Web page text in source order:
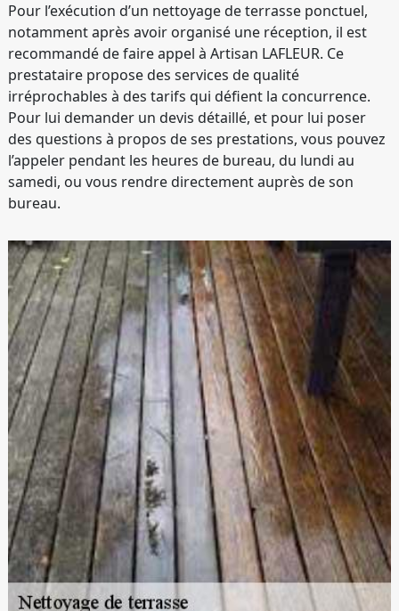
Pour l’exécution d’un nettoyage de terrasse ponctuel,
notamment après avoir organisé une réception, il est
recommandé de faire appel à Artisan LAFLEUR. Ce
prestataire propose des services de qualité
irréprochables à des tarifs qui défient la concurrence.
Pour lui demander un devis détaillé, et pour lui poser
des questions à propos de ses prestations, vous pouvez
l’appeler pendant les heures de bureau, du lundi au
samedi, ou vous rendre directement auprès de son
bureau.